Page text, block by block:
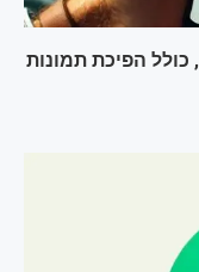
גוגל מוסיפה ל-Photos עוד תכונות AI, כולל הפיכת תמונות